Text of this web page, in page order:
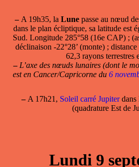
–A 19h35, la Lune passe au nœud
dans le plan écliptique, sa latitude est
Sud. Longitude 285°58 (16e CAP) ;
déclinaison -22°28’ (monte) ;
62,3 rayons terrestres
– L’axe des nœuds lunaires (dont le
est en Cancer/Capricorne du 6
–A 17h21, Soleil carré Jupiterdans
(quadrature Est de
Lundi 9